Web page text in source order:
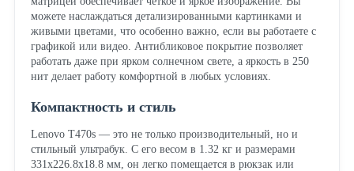
можете наслаждаться детализированными картинками и
живыми цветами, что особенно важно, если вы работаете с
графикой или видео. Антибликовое покрытие позволяет
работать даже при ярком солнечном свете, а яркость в 250
нит делает работу комфортной в любых условиях.
Компактность и стиль
Lenovo T470s — это не только производительный, но и
стильный ультрабук. С его весом в 1.32 кг и размерами
331x226.8x18.8 мм, он легко помещается в рюкзак или